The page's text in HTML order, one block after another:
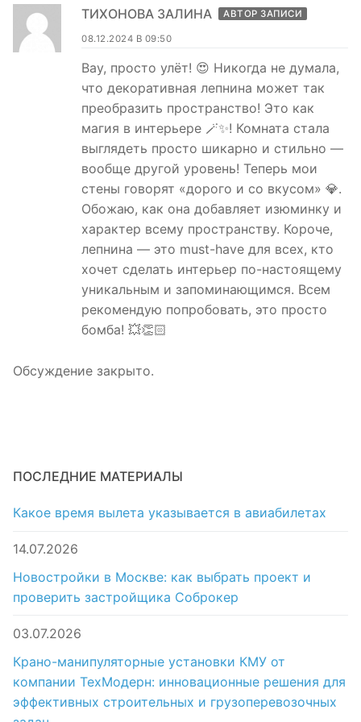
ТИХОНОВА ЗАЛИНА АВТОР ЗАПИСИ
08.12.2024 В 09:50
Вау, просто улёт! 😍 Никогда не думала,
что декоративная лепнина может так
преобразить пространство! Это как
магия в интерьере 🪄✨! Комната стала
выглядеть просто шикарно и стильно —
вообще другой уровень! Теперь мои
стены говорят «дорого и со вкусом» 💎.
Обожаю, как она добавляет изюминку и
характер всему пространству. Короче,
лепнина — это must-have для всех, кто
хочет сделать интерьер по-настоящему
уникальным и запоминающимся. Всем
рекомендую попробовать, это просто
бомба! 💥👏🏻
Обсуждение закрыто.
ПОСЛЕДНИЕ МАТЕРИАЛЫ
Какое время вылета указывается в авиабилетах
14.07.2026
Новостройки в Москве: как выбрать проект и
проверить застройщика Соброкер
03.07.2026
Крано-манипуляторные установки КМУ от
компании ТехМодерн: инновационные решения для
эффективных строительных и грузоперевозочных